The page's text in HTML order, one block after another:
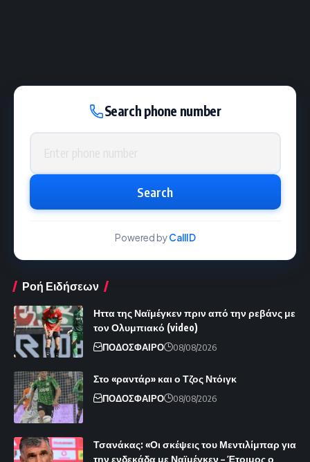
Search phone number
Phone number
Search
Powered byCallID
Ροή Ειδήσεων
Ηττα της Ναϊμέγκεν πριν από την ρεβάνς με
τον Ολυμπιακό (video)
ΠΟΔΟΣΦΑΙΡΟ 08/08/2026
Στο «ραντάρ» και ο Τζος Ντόιγκ
ΠΟΔΟΣΦΑΙΡΟ 08/08/2026
Τσανάκας: «Οι σκέψεις του Μεντιλίμπαρ για
την ενδεκάδα με Ναϊμέγκεν – Έτοιμος ο